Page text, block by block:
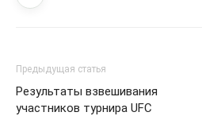
Предыдущая статья
Результаты взвешивания
участников турнира UFC